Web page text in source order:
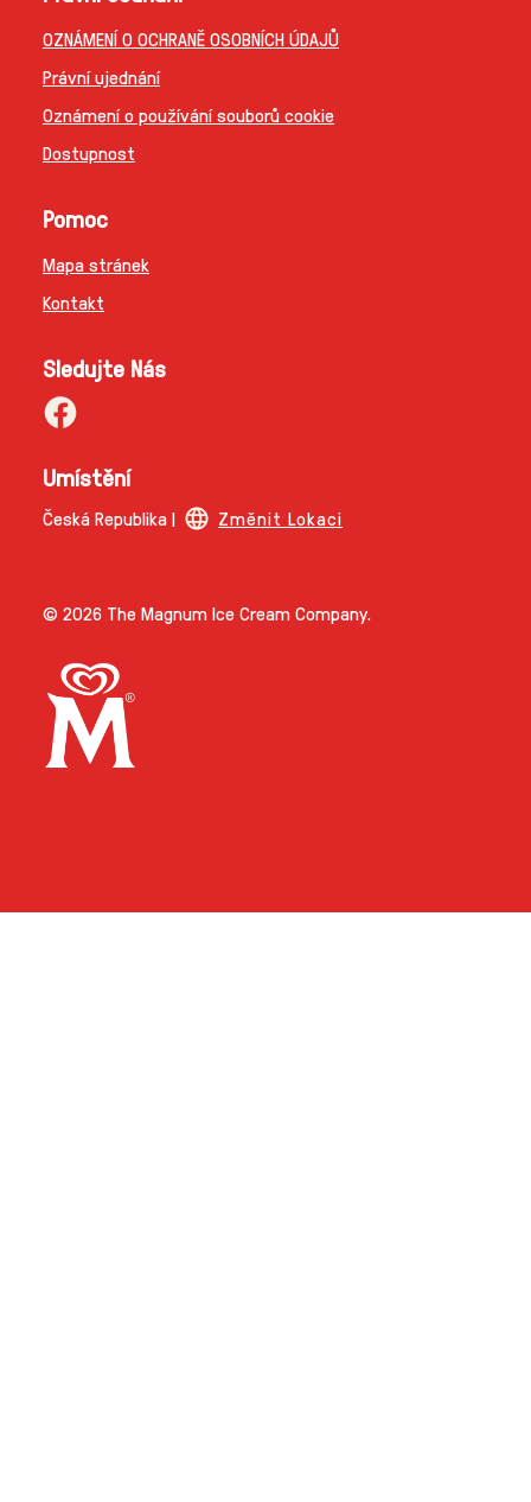
OZNÁMENÍ O OCHRANĚ OSOBNÍCH ÚDAJŮ
Právní ujednání
Oznámení o používání souborů cookie
Dostupnost
Pomoc
Mapa stránek
Kontakt
Sledujte Nás
Umístění
Česká Republika | Změnit Lokaci
© 2026 The Magnum Ice Cream Company.